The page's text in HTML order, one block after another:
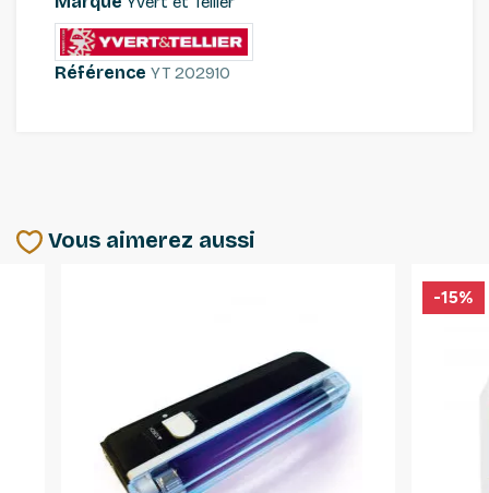
Référence YT 202910
Vous aimerez aussi
-15%